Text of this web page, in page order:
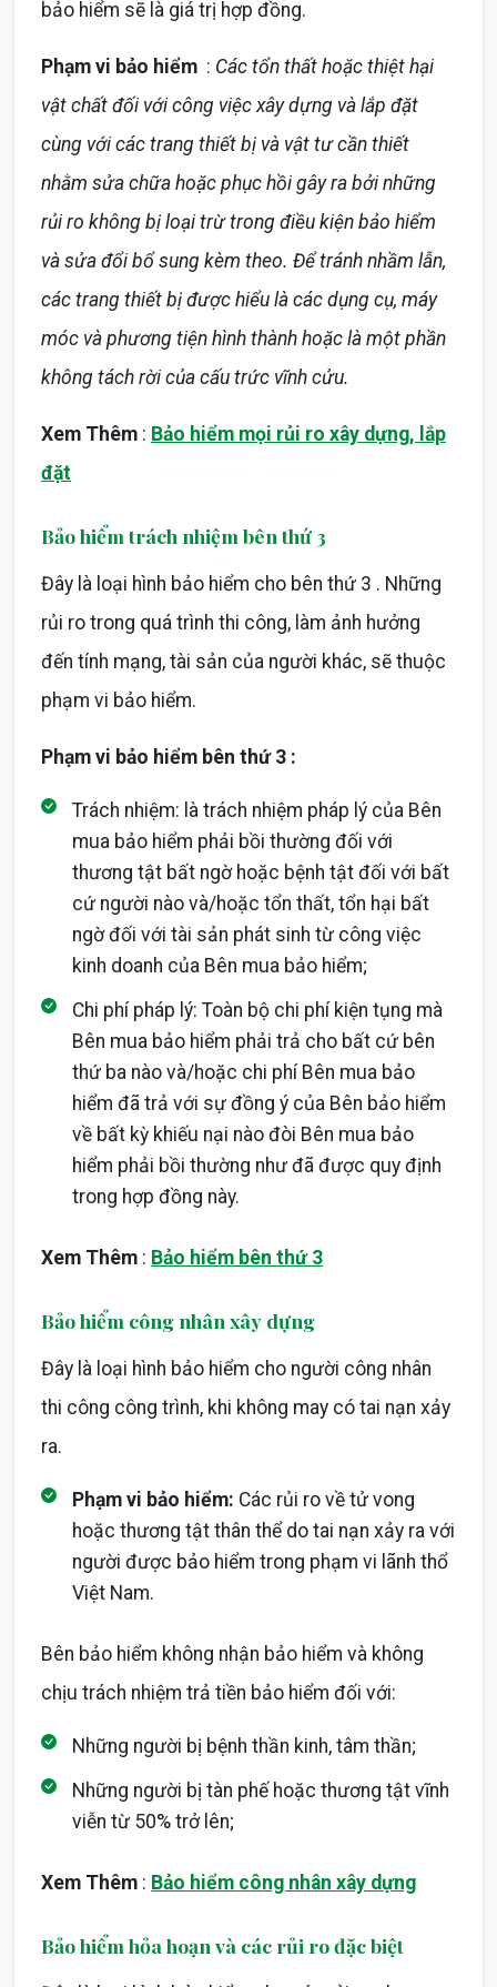
bảo hiểm sẽ là giá trị hợp đồng.
Phạm vi bảo hiểm : Các tổn thất hoặc thiệt hại
vật chất đối với công việc xây dựng và lắp đặt
cùng với các trang thiết bị và vật tư cần thiết
nhằm sửa chữa hoặc phục hồi gây ra bởi những
rủi ro không bị loại trừ trong điều kiện bảo hiểm
và sửa đổi bổ sung kèm theo. Để tránh nhầm lẫn,
các trang thiết bị được hiểu là các dụng cụ, máy
móc và phương tiện hình thành hoặc là một phần
không tách rời của cấu trức vĩnh cửu.
Xem Thêm : Bảo hiểm mọi rủi ro xây dựng, lắp
đặt
Bảo hiểm trách nhiệm bên thứ 3
Đây là loại hình bảo hiểm cho bên thứ 3 . Những
rủi ro trong quá trình thi công, làm ảnh hưởng
đến tính mạng, tài sản của người khác, sẽ thuộc
phạm vi bảo hiểm.
Phạm vi bảo hiểm bên thứ 3 :
Trách nhiệm: là trách nhiệm pháp lý của Bên
mua bảo hiểm phải bồi thường đối với
thương tật bất ngờ hoặc bệnh tật đối với bất
cứ người nào và/hoặc tổn thất, tổn hại bất
ngờ đối với tài sản phát sinh từ công việc
kinh doanh của Bên mua bảo hiểm;
Chi phí pháp lý: Toàn bộ chi phí kiện tụng mà
Bên mua bảo hiểm phải trả cho bất cứ bên
thứ ba nào và/hoặc chi phí Bên mua bảo
hiểm đã trả với sự đồng ý của Bên bảo hiểm
về bất kỳ khiếu nại nào đòi Bên mua bảo
hiểm phải bồi thường như đã được quy định
trong hợp đồng này.
Xem Thêm : Bảo hiểm bên thứ 3
Bảo hiểm công nhân xây dựng
Đây là loại hình bảo hiểm cho người công nhân
thi công công trình, khi không may có tai nạn xảy
ra.
Phạm vi bảo hiểm: Các rủi ro về tử vong
hoặc thương tật thân thể do tai nạn xảy ra với
người được bảo hiểm trong phạm vi lãnh thổ
Việt Nam.
Bên bảo hiểm không nhận bảo hiểm và không
chịu trách nhiệm trả tiền bảo hiểm đối với:
Những người bị bệnh thần kinh, tâm thần;
Những người bị tàn phế hoặc thương tật vĩnh
viễn từ 50% trở lên;
Xem Thêm : Bảo hiểm công nhân xây dựng
Bảo hiểm hỏa hoạn và các rủi ro đặc biệt